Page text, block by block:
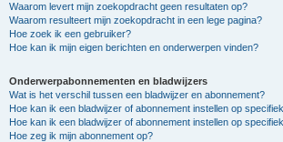
Waarom levert mijn zoekopdracht geen resultaten op?
Waarom resulteert mijn zoekopdracht in een lege pagina?
Hoe zoek ik een gebruiker?
Hoe kan ik mijn eigen berichten en onderwerpen vinden?
Onderwerpabonnementen en bladwijzers
Wat is het verschil tussen een bladwijzer en abonnement?
Hoe kan ik een bladwijzer of abonnement instellen op
Hoe kan ik een bladwijzer of abonnement instellen op
Hoe zeg ik mijn abonnement op?